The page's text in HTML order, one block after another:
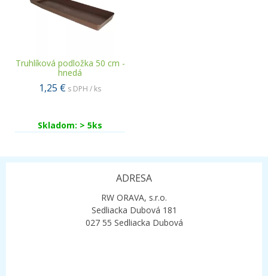
Truhlíková podložka 50 cm -
hnedá
1,25 € s DPH / ks
Skladom: > 5ks
ADRESA
RW ORAVA, s.r.o.
Sedliacka Dubová 181
027 55 Sedliacka Dubová